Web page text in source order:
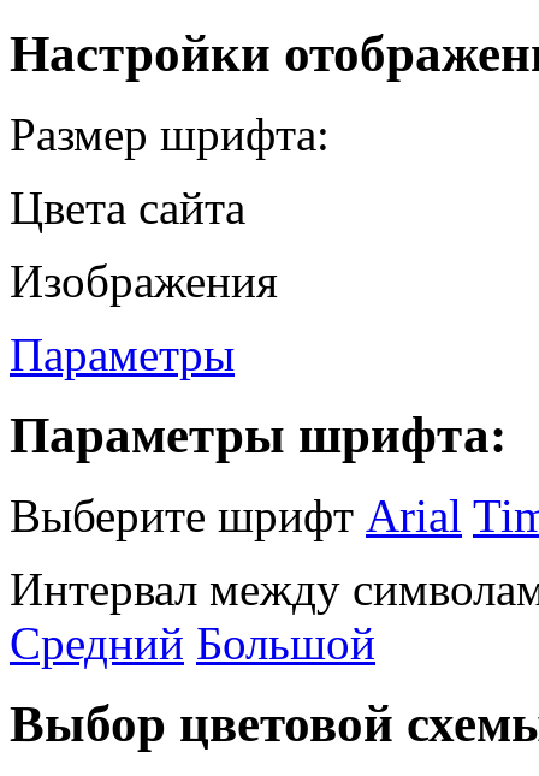
Настройки
Размер шрифта:
Цвета сайта
Изображения
Параметры
Параметры шрифта:
Выберите шрифт Arial
Интервал между
Средний Большой
Выбор цветовой